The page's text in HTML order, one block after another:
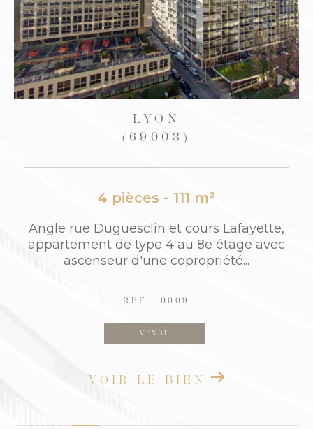
avec
CALUIRE-ET-CUIRE
(69300)
2 pièces - 61,50 m²
Proche CALUIRE ET CUIRE: "Résidence
ON PLAGE" / Quai Joseph Gillet. 5 min
nnel Croix Rousse. Au 5ème étage/6...
REF : 690
VOIR LE BIEN